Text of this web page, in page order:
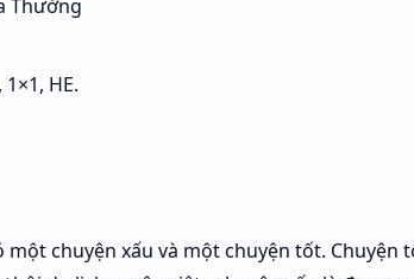
HE.
chuyện xấu và một chuyện tốt. Chuyện